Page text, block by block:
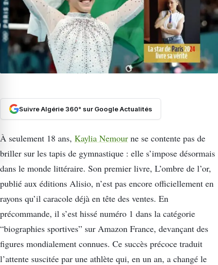
Suivre Algérie 360° sur Google Actualités
À seulement 18 ans, Kaylia Nemour ne se contente pas de
briller sur les tapis de gymnastique : elle s’impose désormais
dans le monde littéraire. Son premier livre, L’ombre de l’or,
publié aux éditions Alisio, n’est pas encore officiellement en
rayons qu’il caracole déjà en tête des ventes. En
précommande, il s’est hissé numéro 1 dans la catégorie
“biographies sportives” sur Amazon France, devançant des
figures mondialement connues. Ce succès précoce traduit
l’attente suscitée par une athlète qui, en un an, a changé le